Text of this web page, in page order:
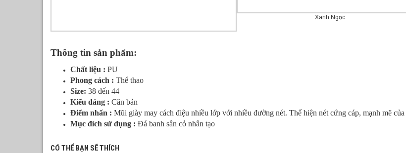
Xanh Ngọc
Thông tin sản phẩm:
Chất liệu : PU
Phong cách : Thể thao
Size: 38 đến 44
Kiểu dáng : Căn bản
Điểm nhấn : Mũi giày may cách điệu nhiều lớp với nhiều đường nét. Thể hiện nét cứng cáp, mạnh mẽ
Mục đích sử dụng : Đá banh sân cỏ nhân tạo
CÓ THỂ BẠN SẼ THÍCH